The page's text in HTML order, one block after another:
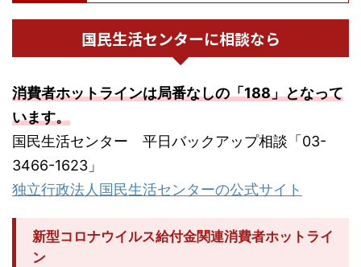
国民生活センターに相談なら
消費者ホットラインは局番なしの「188」となって
います。
国民生活センター 平日バックアップ相談「03-
3466-1623」
独立行政法人国民生活センターの公式サイト
新型コロナウイルス給付金関連消費者ホットライ
ン